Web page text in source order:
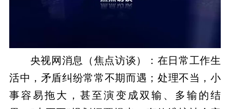
央视网消息（焦点访谈）：在日常工作生
活中，矛盾纠纷常常不期而遇；处理不当，小
事容易拖大，甚至演变成双输、多输的结